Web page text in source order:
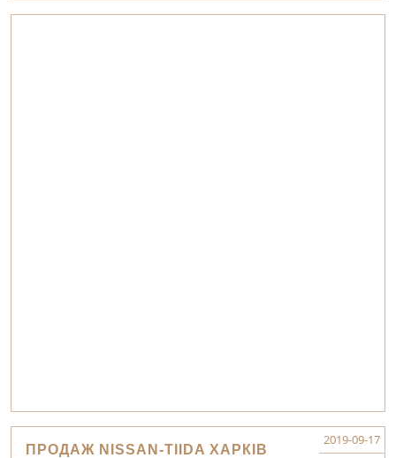
ПРОДАЖ NISSAN-TIIDA ХАРКІВ
2019-09-17